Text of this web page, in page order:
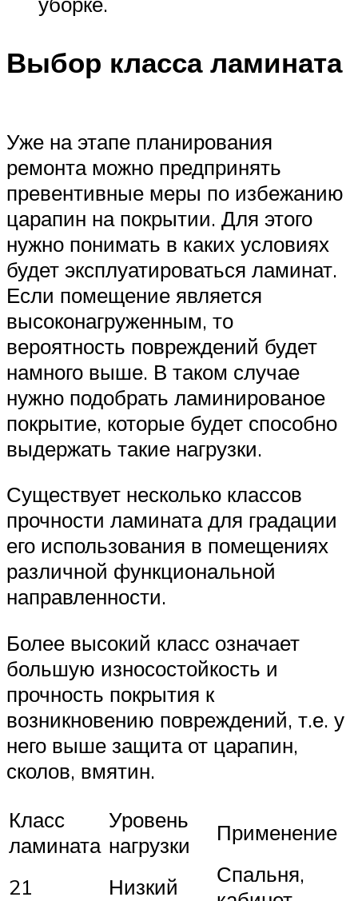
Выбор класса ламината
Уже на этапе планирования
ремонта можно предпринять
превентивные меры по избежанию
царапин на покрытии. Для этого
нужно понимать в каких условиях
будет эксплуатироваться ламинат.
Если помещение является
высоконагруженным, то
вероятность повреждений будет
намного выше. В таком случае
нужно подобрать ламинированое
покрытие, которые будет способно
выдержать такие нагрузки.
Существует несколько классов
прочности ламината для градации
его использования в помещениях
различной функциональной
направленности.
Более высокий класс означает
большую износостойкость и
прочность покрытия к
возникновению повреждений, т.е. у
него выше защита от царапин,
сколов, вмятин.
Класс
ламината
Уровень
нагрузки
Применение
21 Низкий
Спальня,